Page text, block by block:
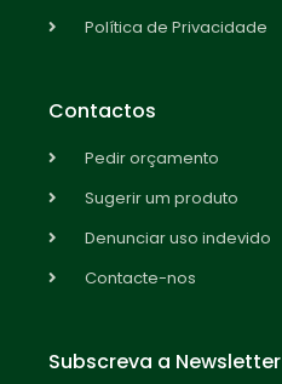
Política de Privacidade
Contactos
Pedir orçamento
Sugerir um produto
Denunciar uso indevido
Contacte-nos
Subscreva a Newsletter